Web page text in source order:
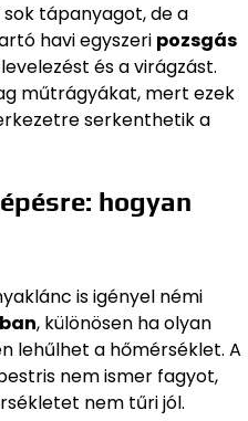
tápanyagot, de a
havi egyszeri pozsgás
és a virágzást.
műtrágyákat, mert ezek
serkenthetik a
hogyan
is igényel némi
, különösen ha olyan
lehűlhet a hőmérséklet. A
nem ismer fagyot,
nem tűri jól.